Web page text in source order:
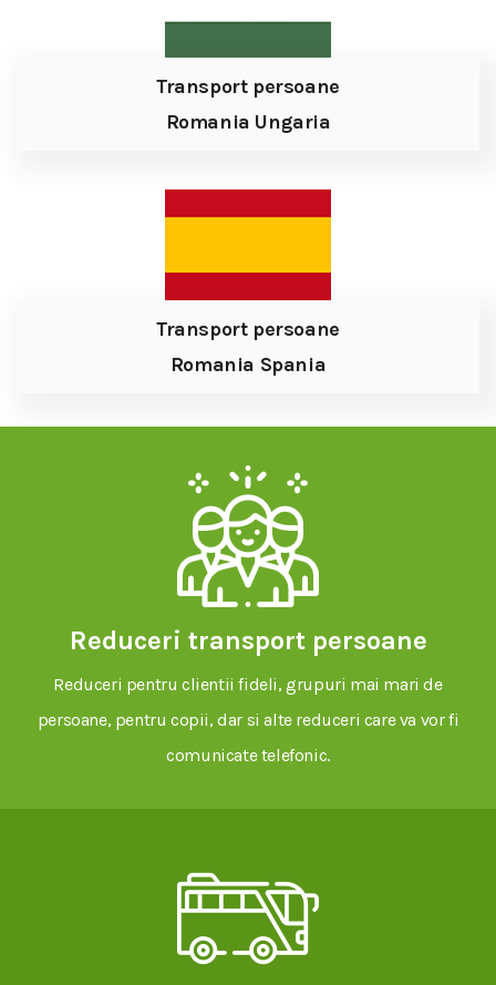
Transport persoane
Romania Ungaria
Transport persoane
Romania Spania
Reduceri transport persoane
Reduceri pentru clientii fideli, grupuri mai mari de
persoane, pentru copii, dar si alte reduceri care va vor fi
comunicate telefonic.